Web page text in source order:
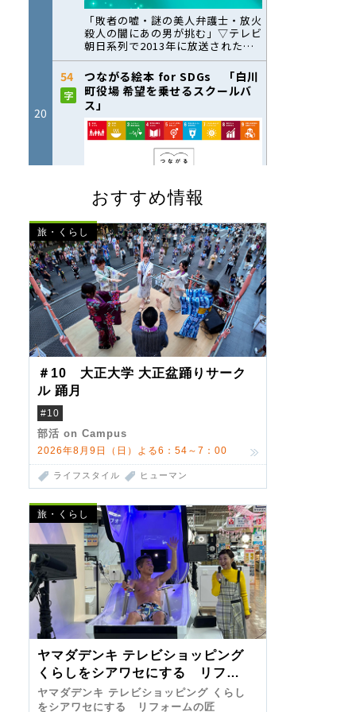
おすすめ情報
旅・くらし
＃10 大正大学 大正盆踊りサーク
ル 踊月
#10
部活 on Campus
2026年8月9日（日）よる6：54～7：00
ライフスタイル ヒューマン
旅・くらし
ヤマダデンキ テレビショッピング
くらしをシアワセにする リフォ
ームの匠 第7弾
ヤマダデンキ テレビショッピング くらし
をシアワセにする リフォームの匠